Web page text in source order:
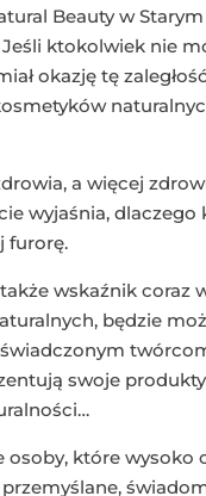
Beauty w
ktokolwiek nie
okazję tę
a więcej
wyjaśnia,
furorę.
wskaźnik coraz
będzie
swoje
które wysoko